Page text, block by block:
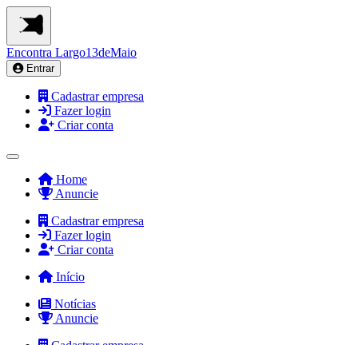
Encontra Largo13deMaio
Entrar
Cadastrar empresa
Fazer login
Criar conta
Home
Anuncie
Cadastrar empresa
Fazer login
Criar conta
Início
Notícias
Anuncie